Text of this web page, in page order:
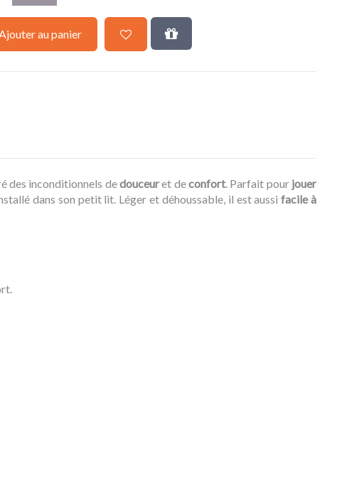
Ajouter au panier
des inconditionnels dedouceuret deconfort. Parfait pour jouer
dans son petit lit. Léger et déhoussable, il est aussifacile à